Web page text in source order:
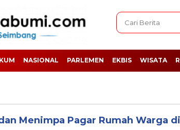
NASIONAL PARLEMEN EKBIS WISATA
Menimpa Pagar Rumah Warga